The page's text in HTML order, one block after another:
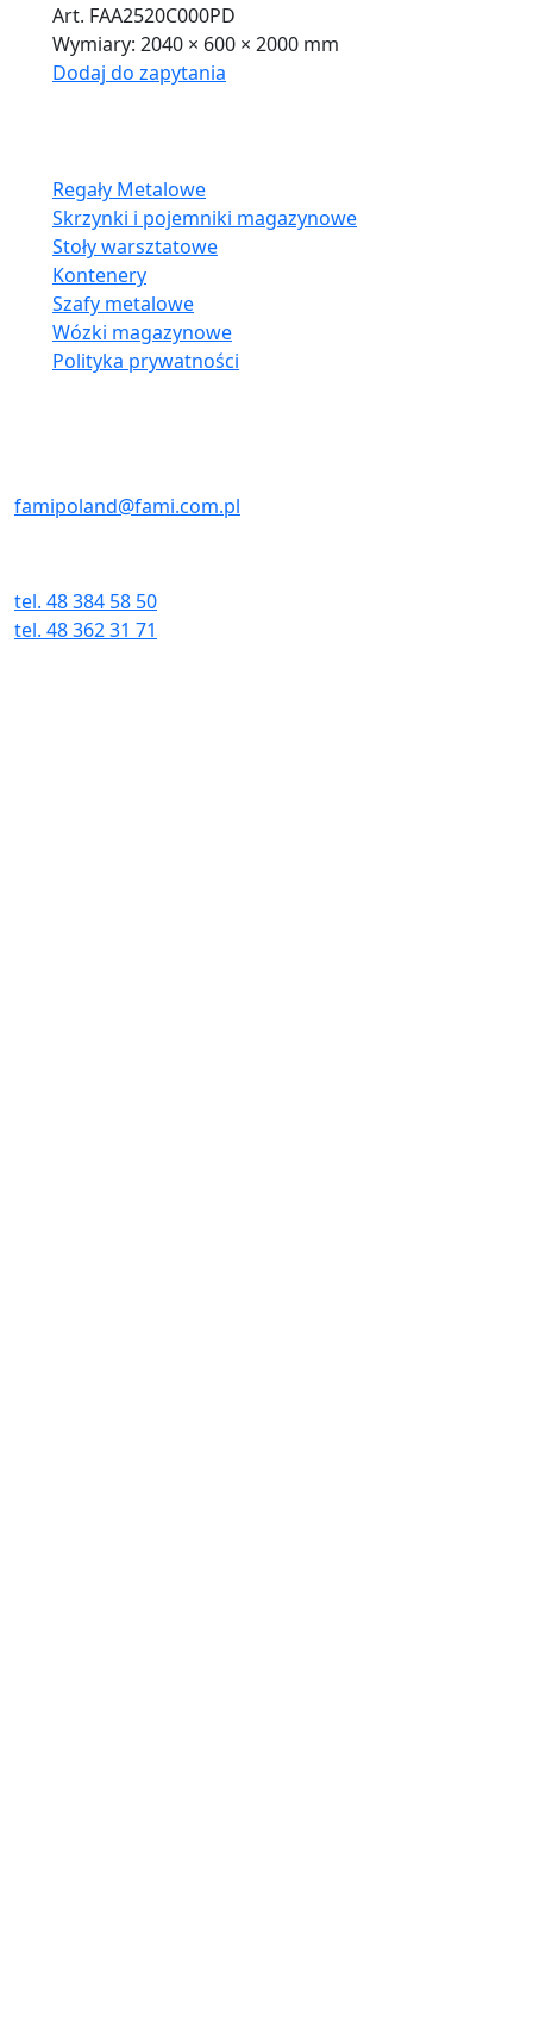
Art. FAA2520C000PD
Wymiary: 2040 × 600 × 2000 mm
Dodaj do zapytania
Regały Metalowe
Skrzynki i pojemniki magazynowe
Stoły warsztatowe
Kontenery
Szafy metalowe
Wózki magazynowe
Polityka prywatności
famipoland@fami.com.pl
tel. 48 384 58 50
tel. 48 362 31 71